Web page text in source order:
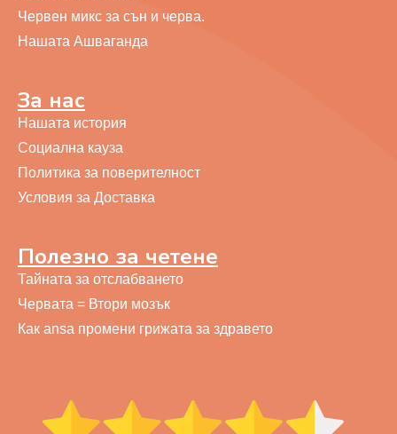
Червен микс за сън и черва.
Нашата Ашваганда
За нас
Нашата история
Социална кауза
Политика за поверителност
Условия за Доставка
Полезно за четене
Тайната за отслабването
Червата = Втори мозък
Как ansa промени грижата за здравето